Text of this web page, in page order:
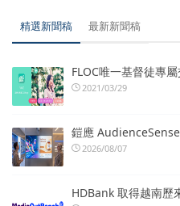
精選新聞稿 最新新聞稿
FLOC唯一基督徒專
2021/03/29
鎧應
2026/08/07
HDBank 取得越南歷